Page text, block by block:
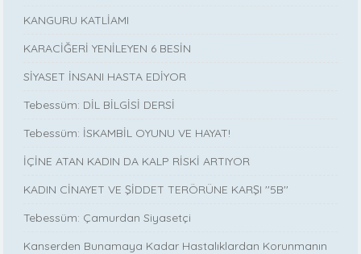
KANGURU KATLİAMI
KARACİĞERİ YENİLEYEN 6 BESİN
SİYASET İNSANI HASTA EDİYOR
Tebessüm: DİL BİLGİSİ DERSİ
Tebessüm: İSKAMBİL OYUNU VE HAYAT!
İÇİNE ATAN KADIN DA KALP RİSKİ ARTIYOR
KADIN CİNAYET VE ŞİDDET TERÖRÜNE KARŞI ''5B''
Tebessüm: Çamurdan Siyasetçi
Kanserden Bunamaya Kadar Hastalıklardan Korunmanın